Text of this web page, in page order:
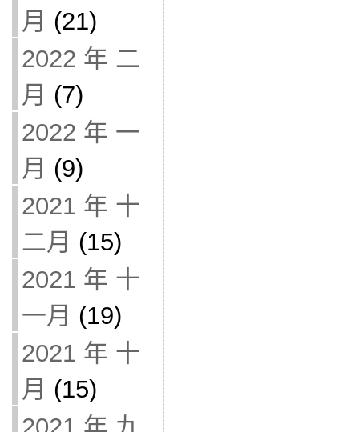
月 (21)
2022 年 二
月 (7)
2022 年 一
月 (9)
2021 年 十
二月 (15)
2021 年 十
一月 (19)
2021 年 十
月 (15)